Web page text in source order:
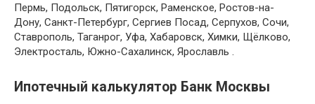
Пермь, Подольск, Пятигорск, Раменское, Ростов-на-
Дону, Санкт-Петербург, Сергиев Посад, Серпухов, Сочи,
Ставрополь, Таганрог, Уфа, Хабаровск, Химки, Щёлково,
Электросталь, Южно-Сахалинск, Ярославль .
Ипотечный калькулятор Банк Москвы